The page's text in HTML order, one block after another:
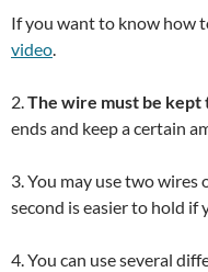
If you want to know how
video.
2.The wire must be kept
ends and keep a certain
3. You may use two wires
second is easier to hold if
4. You can use several